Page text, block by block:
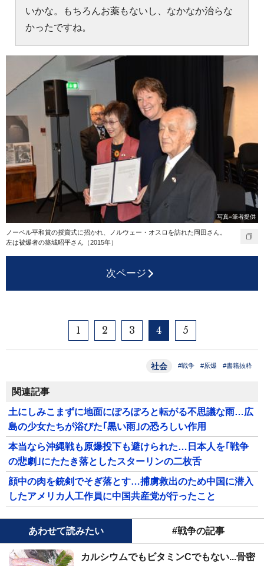
いかな。もちろんお薬もないし、なかなか治らな
かったですね。
写真=筆者提供
ノーベル平和賞の授賞式に招かれ、ノルウェー・オスロを訪れた岡田さん。
左は被爆者の築城昭平さん（2015年）
次ページ
1 2 3 4 5
社会 #戦争 #原爆 #書籍抜粋
関連記事
土にしみこまずに地面にぽろぽろと転がる不思議な雨…広
島の少女たちが浴びた｢黒い雨｣の恐ろしい作用
本当なら沖縄戦も原爆投下も避けられた…日本人を｢戦争
の悲劇｣にたたき落としたスターリンの二枚舌
顔中の肉を銃剣でそぎ落とす…捕虜救出のため中国に潜入
したアメリカ人工作員に中国共産党が行ったこと
あわせて読みたい #戦争の記事
カルシウムでもビタミンCでもない...骨密